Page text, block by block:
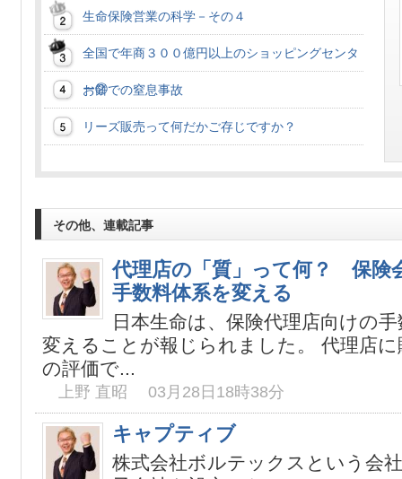
生命保険営業の科学－その４
全国で年商３００億円以上のショッピングセンタ
ー②
お餅での窒息事故
リーズ販売って何だかご存じですか？
その他、連載記事
代理店の「質」って何？ 保険
手数料体系を変える
日本生命は、保険代理店向けの
変えることが報じられました。 代理店
の評価で...
上野 直昭 03月28日18時38分
キャプティブ
株式会社ボルテックスという会